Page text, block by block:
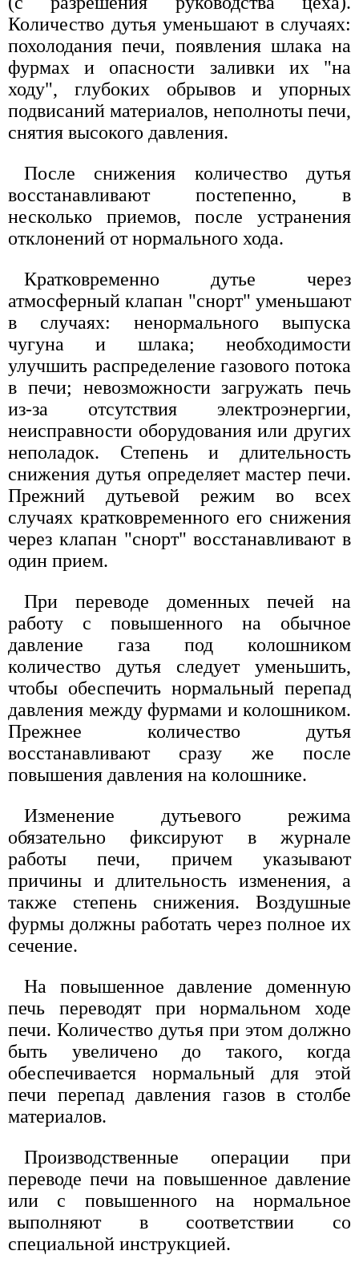
Количество дутья уменьшают в случаях:
похолодания печи, появления шлака на
фурмах и опасности заливки их "на
ходу", глубоких обрывов и упорных
подвисаний материалов, неполноты печи,
снятия высокого давления.
После снижения количество дутья
восстанавливают постепенно, в
несколько приемов, после устранения
отклонений от нормального хода.
Кратковременно дутье через
атмосферный клапан "снорт" уменьшают
в случаях: ненормального выпуска
чугуна и шлака; необходимости
улучшить распределение газового потока
в печи; невозможности загружать печь
из-за отсутствия электроэнергии,
неисправности оборудования или других
неполадок. Степень и длительность
снижения дутья определяет мастер печи.
Прежний дутьевой режим во всех
случаях кратковременного его снижения
через клапан "снорт" восстанавливают в
один прием.
При переводе доменных печей на
работу с повышенного на обычное
давление газа под колошником
количество дутья следует уменьшить,
чтобы обеспечить нормальный перепад
давления между фурмами и колошником.
Прежнее количество дутья
восстанавливают сразу же после
повышения давления на колошнике.
Изменение дутьевого режима
обязательно фиксируют в журнале
работы печи, причем указывают
причины и длительность изменения, а
также степень снижения. Воздушные
фурмы должны работать через полное их
сечение.
На повышенное давление доменную
печь переводят при нормальном ходе
печи. Количество дутья при этом должно
быть увеличено до такого, когда
обеспечивается нормальный для этой
печи перепад давления газов в столбе
материалов.
Производственные операции при
переводе печи на повышенное давление
или с повышенного на нормальное
выполняют в соответствии со
специальной инструкцией.